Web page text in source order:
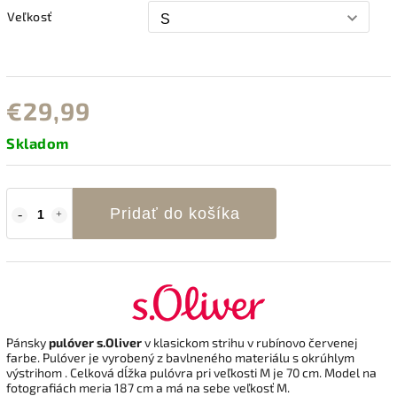
Veľkosť
€29,99
Skladom
Pridať do košíka
Pánskypulóver s.Oliverv klasickom strihu v rubínovo červenej
farbe. Pulóver je vyrobený z bavlneného materiálu s okrúhlym
výstrihom . Celková dĺžka pulóvra pri veľkosti M je 70 cm. Model na
fotografiách meria 187 cm a má na sebe veľkosť M.